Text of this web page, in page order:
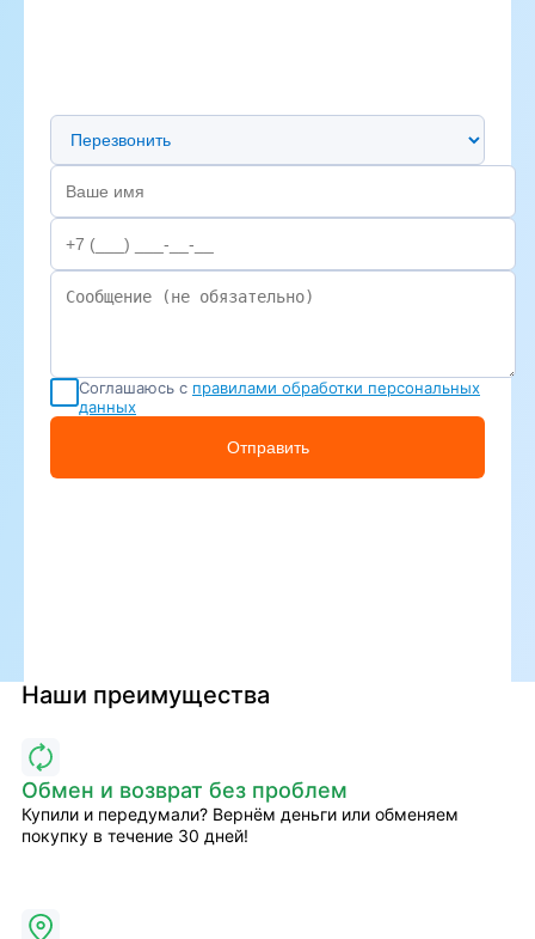
Предпочтительный способ связи
Соглашаюсь с правилами обработки персональных
данных
Отправить
Наши преимущества
Обмен и возврат без проблем
Купили и передумали? Вернём деньги или обменяем
покупку в течение 30 дней!